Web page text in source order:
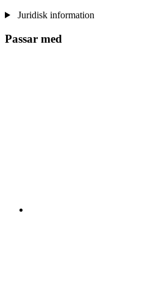
Juridisk information
Passar med